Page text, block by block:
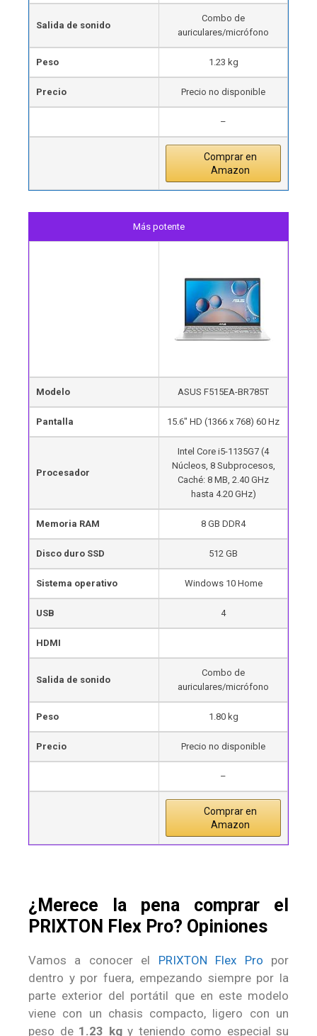
Salida de sonido
Combo de
auriculares/micrófono
Peso 1.23 kg
Precio Precio no disponible
–
Comprar en
Amazon
Más potente
Modelo ASUS F515EA-BR785T
Pantalla 15.6″ HD (1366 x 768) 60 Hz
Procesador
Intel Core i5-1135G7 (4
Núcleos, 8 Subprocesos,
Caché: 8 MB, 2.40 GHz
hasta 4.20 GHz)
Memoria RAM 8 GB DDR4
Disco duro SSD 512 GB
Sistema operativo Windows 10 Home
USB 4
HDMI
Salida de sonido
Combo de
auriculares/micrófono
Peso 1.80 kg
Precio Precio no disponible
–
Comprar en
Amazon
¿Merece la pena comprar el
PRIXTON Flex Pro? Opiniones
Vamos a conocer el PRIXTON Flex Pro por
dentro y por fuera, empezando siempre por la
parte exterior del portátil que en este modelo
viene con un chasis compacto, ligero con un
peso de1.23 kgy teniendo como especial su